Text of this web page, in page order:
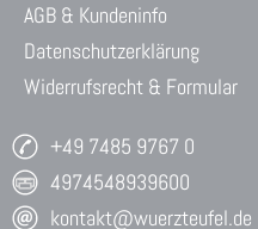
AGB & Kundeninfo
Datenschutzerklärung
Widerrufsrecht & Formular
+49 7485 9767 0
4974548939600
kontakt@wuerzteufel.de